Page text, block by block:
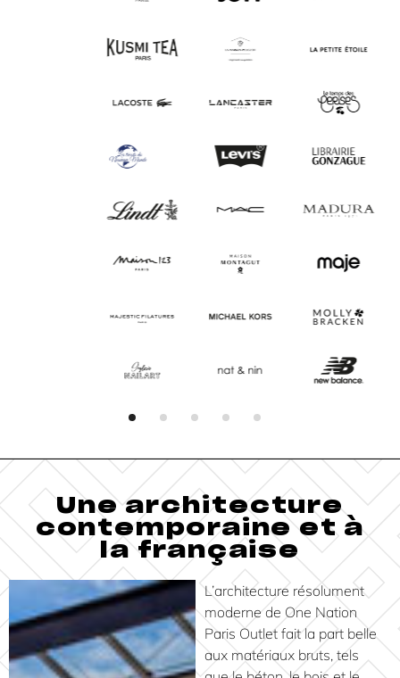
Une architecture
contemporaine et à
la française
L’architecture résolument
moderne de One Nation
Paris Outlet fait la part belle
aux matériaux bruts, tels